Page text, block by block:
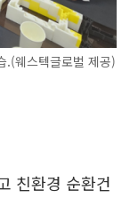
.(웨스텍글로벌 제공)
친환경 순환건